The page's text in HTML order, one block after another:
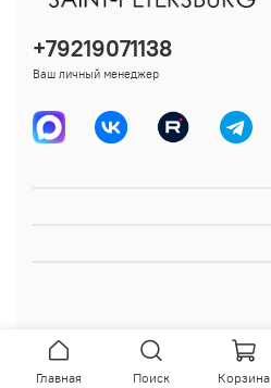
+79219071138
Ваш личный менеджер
Главная Поиск Корзина